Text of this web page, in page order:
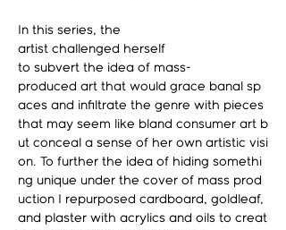
In this series, the
artist challenged herself
to subvert the idea of mass-
produced art that would grace banal sp
aces and infiltrate the genre with pieces
that may seem like bland consumer art b
ut conceal a sense of her own artistic visi
on. To further the idea of hiding somethi
ng unique under the cover of mass prod
uction I repurposed cardboard, goldleaf,
and plaster with acrylics and oils to creat